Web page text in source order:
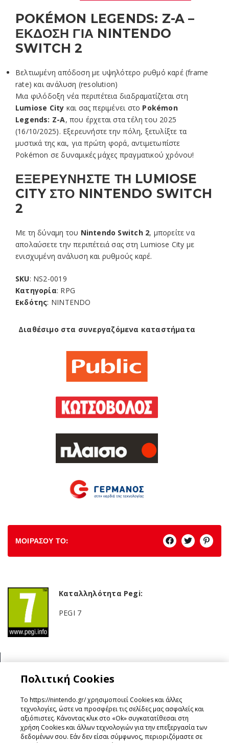
POKÉMON LEGENDS: Z-A –
ΕΚΔΟΣΗ ΓΙΑ NINTENDO
SWITCH 2
Βελτιωμένη απόδοση με υψηλότερο ρυθμό καρέ (frame
rate) και ανάλυση (resolution)
Μια φιλόδοξη νέα περιπέτεια διαδραματίζεται στη
Lumiose City και σας περιμένει στο Pokémon
Legends: Z-A, που έρχεται στα τέλη του 2025
(16/10/2025). Εξερευνήστε την πόλη, ξετυλίξτε τα
μυστικά της και, για πρώτη φορά, αντιμετωπίστε
Pokémon σε δυναμικές μάχες πραγματικού χρόνου!
ΕΞΕΡΕΥΝΗΣΤΕ ΤΗ LUMIOSE
CITY ΣΤΟ NINTENDO SWITCH
2
Με τη δύναμη του Nintendo Switch 2, μπορείτε να
απολαύσετε την περιπέτειά σας στη Lumiose City με
ενισχυμένη ανάλυση και ρυθμούς καρέ.
SKU: NS2-0019
Κατηγορία: RPG
Εκδότης: NINTENDO
Διαθέσιμο στα συνεργαζόμενα καταστήματα
ΜΟΙΡΑΣΟΥ ΤΟ:
Καταλληλότητα Pegi:
PEGI 7
RPG
Σχεδιάστηκε & Υλοποιήθηκε απόGeeSmo - Internet
Πολιτική Cookies
Το https://nintendo.gr/ χρησιμοποιεί Cookies και άλλες
τεχνολογίες, ώστε να προσφέρει τις σελίδες μας ασφαλείς και
αξιόπιστες. Κάνοντας κλικ στο «Ok» συγκατατίθεσαι στη
χρήση Cookies και άλλων τεχνολογιών για την επεξεργασία των
δεδομένων σου. Εάν δεν είσαι σύμφωνος, περιοριζόμαστε σε